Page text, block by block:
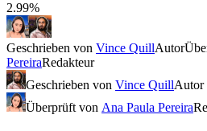
2.99%
Geschrieben von Vince QuillAutor
PereiraRedakteur
Geschrieben von Vince QuillAutor
Überprüft von Ana Paula Pereira